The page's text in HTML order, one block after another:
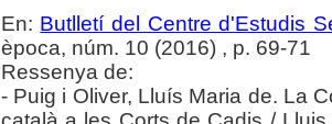
En: Butlletí del Centre d'Estudis
època, núm. 10 (2016) , p. 69-71
Ressenya de:
- Puig i Oliver, Lluís Maria de. La